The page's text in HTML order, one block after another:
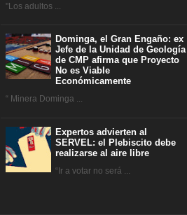
"Los adultos ...
Dominga, el Gran Engaño: ex
Jefe de la Unidad de Geología
de CMP afirma que Proyecto
No es Viable
Económicamente
“ Minera Dominga ...
Expertos advierten al
SERVEL: el Plebiscito debe
realizarse al aire libre
“Ir a votar no será ...